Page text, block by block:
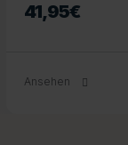
27,50€
Ansehen